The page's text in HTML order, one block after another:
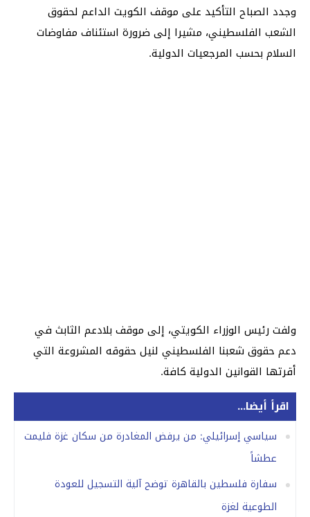
وجدد الصباح التأكيد على موقف الكويت الداعم لحقوق
الشعب الفلسطيني، مشيرا إلى ضرورة استئناف مفاوضات
السلام بحسب المرجعيات الدولية.
ولفت رئيس الوزراء الكويتي، إلى موقف بلادعم الثابث في
دعم حقوق شعبنا الفلسطيني لنيل حقوقه المشروعة التي
أقرتها القوانين الدولية كافة.
اقرأ أيضا...
سياسي إسرائيلي: من يرفض المغادرة من سكان غزة فليمت
عطشاً
سفارة فلسطين بالقاهرة توضح آلية التسجيل للعودة
الطوعية لغزة